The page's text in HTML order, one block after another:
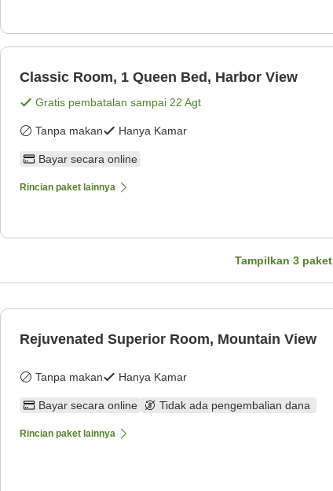
Classic Room, 1 Queen Bed, Harbor View
Gratis pembatalan sampai 22 Agt
Tanpa makan Hanya Kamar
Bayar secara online
Rincian paket lainnya
Tampilkan 3 paket
Rejuvenated Superior Room, Mountain View
Tanpa makan Hanya Kamar
Bayar secara online Tidak ada pengembalian dana
Rincian paket lainnya